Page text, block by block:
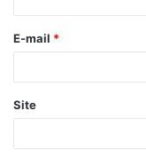
*
E-mail *
Site